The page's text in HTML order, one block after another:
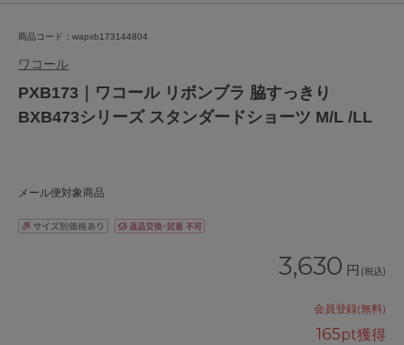
商品コード：wapxb173144804
ワコール
PXB173｜ワコール リボンブラ 脇すっきり
BXB473シリーズ スタンダードショーツ M/L /LL
メール便対象商品
3,630 円 (税込)
会員登録(無料)
165pt獲得